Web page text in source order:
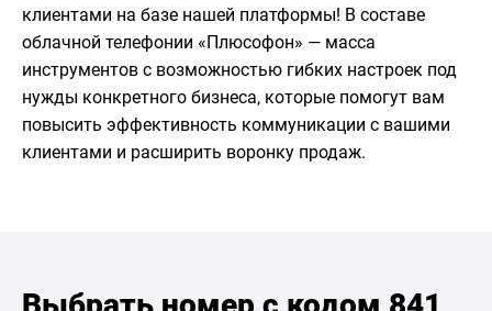
клиентами на базе нашей платформы! В составе
облачной телефонии «Плюсофон» — масса
инструментов с возможностью гибких настроек под
нужды конкретного бизнеса, которые помогут вам
повысить эффективность коммуникации с вашими
клиентами и расширить воронку продаж.